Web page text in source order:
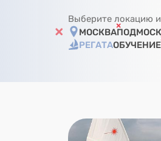
Выберите локацию
МОСКВА
РЕГАТАОБУЧЕНИЕ